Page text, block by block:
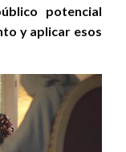
potencial
y aplicar esos